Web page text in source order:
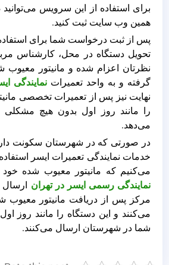
برای استفاده از این سرویس
همین وب سایت ثبت کنید.
پس از ثبت درخواست شما برای
تحویل دستگاه در محل، کارشناس
نظرتان اعزام شده و مانیتور معیوب
گرفته و به واحد تعمیرات نمایندگی
نهایت نیز پس از تعمیرات تخصصی
را مانند روز اول بدون هیچ مشکلی
می‌دهد.
در صورتی که در شهرستان سکونت
خدمات نمایندگی تعمیرات ایسر
می‌کنیم که مانیتور معیوب شده
نمایندگی رسمی ایسر در تهران ارسال
مرکز پس از دریافت مانیتور معیوب
می‌کنند و این دستگاه را مانند روز
شما در شهرستان ارسال می‌کنند.